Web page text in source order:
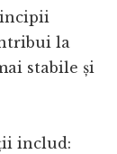
la
stabile și
includ: